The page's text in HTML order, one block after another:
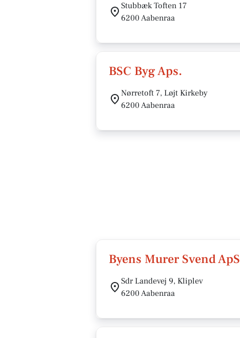
Stubbæk Toften 17
6200 Aabenraa
BSC Byg Aps.
Nørretoft 7, Løjt Kirkeby
6200 Aabenraa
Byens Murer Svend ApS
Sdr Landevej 9, Kliplev
6200 Aabenraa